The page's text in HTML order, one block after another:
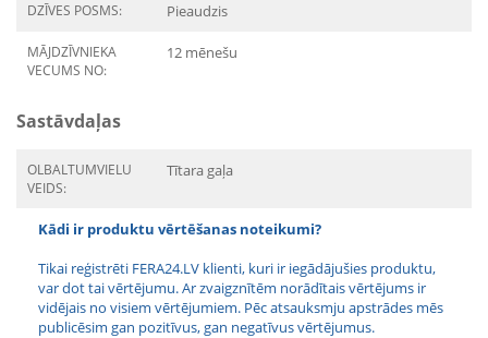
DZĪVES POSMS: Pieaudzis
MĀJDZĪVNIEKA
VECUMS NO:
12 mēnešu
Sastāvdaļas
OLBALTUMVIELU
VEIDS:
Tītara gaļa
Kādi ir produktu vērtēšanas noteikumi?
Tikai reģistrēti FERA24.LV klienti, kuri ir iegādājušies produktu,
var dot tai vērtējumu. Ar zvaigznītēm norādītais vērtējums ir
vidējais no visiem vērtējumiem. Pēc atsauksmju apstrādes mēs
publicēsim gan pozitīvus, gan negatīvus vērtējumus.